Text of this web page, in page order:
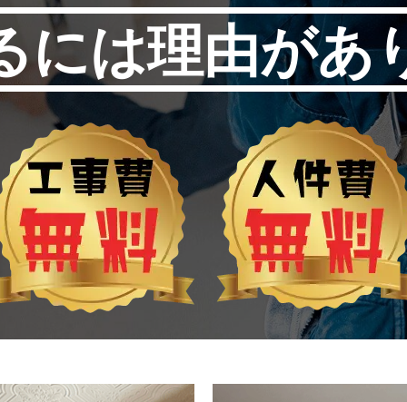
には理由があ